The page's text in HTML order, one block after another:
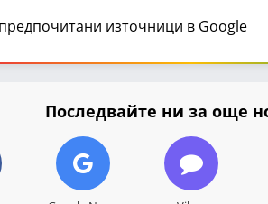
източници в Google
Последвайте ни за още